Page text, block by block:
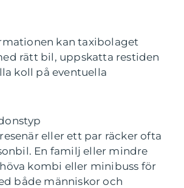
kan taxibolaget
rätt bil, uppskatta restiden
koll på eventuella
eller ett par räcker ofta
En familj eller mindre
kombi eller minibuss för
både människor och